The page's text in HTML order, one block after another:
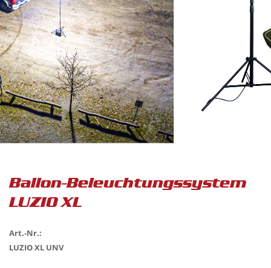
Ballon-Beleuchtungssystem
LUZIO XL
Art.-Nr.:
LUZIO XL UNV